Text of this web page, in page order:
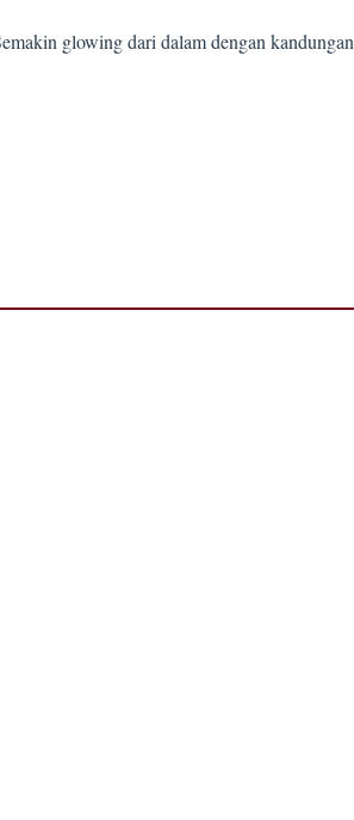
glowing dari dalam dengan kandungan